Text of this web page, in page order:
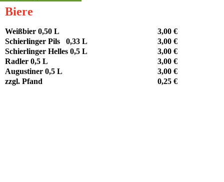
Biere
Weißbier 0,50 L
3,00 €
Schierlinger Pils 0,33 L
3,00 €
Schierlinger Helles 0,5 L
3,00 €
Radler 0,5 L
3,00 €
Augustiner 0,5 L
3,00 €
zzgl. Pfand
0,25 €